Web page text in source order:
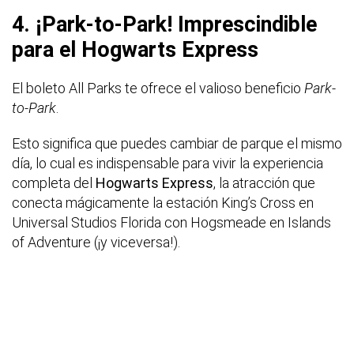
4. ¡Park-to-Park! Imprescindible
para el Hogwarts Express
El boleto All Parks te ofrece el valioso beneficio Park-
to-Park
Esto significa que puedes cambiar de parque el mismo
día, lo cual es indispensable para vivir la experiencia
completa del Hogwarts Express, la atracción que
conecta mágicamente la estación King’s Cross en
Universal Studios Florida con Hogsmeade en Islands
of Adventure (¡y viceversa!).